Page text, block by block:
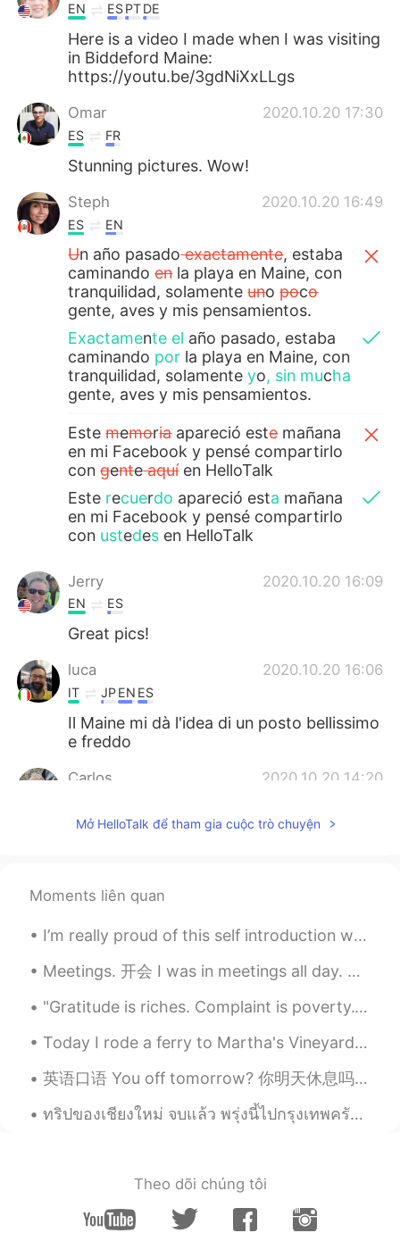
EN ESPTDE
Here is a video I made when I was visiting
in Biddeford Maine:
https://youtu.be/3gdNiXxLLgs
Omar 2020.10.20 17:30
ES FR
Stunning pictures. Wow!
Steph 2020.10.20 16:49
ES EN
Un año pasadoexactamente, estaba
caminandoenla playa en Maine, con
tranquilidad, solamenteunopoco
gente, aves y mis pensamientos.
Exactamente el año pasado, estaba
caminando por la playa en Maine, con
tranquilidad, solamenteyo, sin mucha
gente, aves y mis pensamientos.
Estememoriaapareció estemañana
en mi Facebook y pensé compartirlo
congenteaquíen HelloTalk
Este recuerdo apareció esta mañana
en mi Facebook y pensé compartirlo
con ustedes en HelloTalk
Jerry 2020.10.20 16:09
EN ES
Great pics!
luca 2020.10.20 16:06
IT JPEN ES
Il Maine mi dà l'idea di un posto bellissimo
e freddo
Carlos 2020.10.20 14:20
Muy lindo lugar! Hermosas fotos!
ES EN
ES EN
Hermosas fotografías!!! Gracias por
ES EN
Unaño pasado exactamente, estaba
caminando en la playa en Maine, con
gente, aves y mis
Mở HelloTalk để tham gia cuộc trò chuyện
Moments liên quan
I’m really proud of this self introduction where I got all my favorite Arab country flags and wri...
Meetings. 开会 I was in meetings all day. 白天开会 I was stuck in a meeting. 被困在会议上 Got held up in a m...
"Gratitude is riches. Complaint is poverty." -Doris Day “感恩就是财富。抱怨就是贫穷。” -多丽丝·戴 "감사함은 재물이다. 불만은...
Today I rode a ferry to Martha's Vineyard. Martha's Vineyard is an island southeast of Boston. Th...
英语口语 You off tomorrow? 你明天休息吗 Tu n'as pas de travail demain? 这是很native，不用说are you... 就说you...?...
ทริปของเชียงใหม่ จบแล้ว พรุ่งนี้ไปกรุงเทพครับ รู้สึกเสน่ห์ของประเทศไทยค่ะ อยากที่จะสร้างเพื่อนค่ะ...
Theo dõi chúng tôi